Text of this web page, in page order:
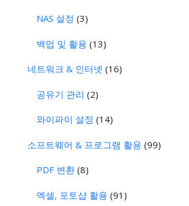
NAS 설정 (3)
백업 및 활용 (13)
네트워크 & 인터넷 (16)
공유기 관리 (2)
와이파이 설정 (14)
소프트웨어 & 프로그램 활용 (99)
PDF 변환 (8)
엑셀, 포토샵 활용 (91)